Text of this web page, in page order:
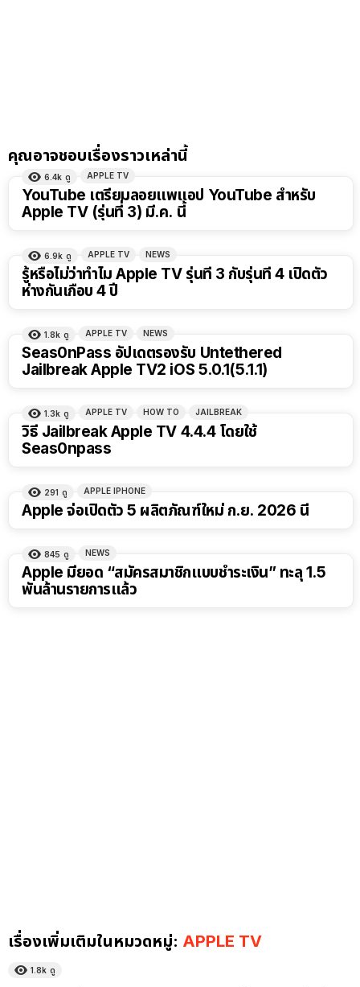
คุณอาจชอบเรื่องราวเหล่านี้
6.4k ดู APPLE TV
YouTube เตรียมลอยแพแอป YouTube สำหรับ
Apple TV (รุ่นที่ 3) มี.ค. นี้
6.9k ดู APPLE TV NEWS
รู้หรือไม่ว่าทำไม Apple TV รุ่นที่ 3 กับรุ่นที่ 4 เปิดตัว
ห่างกันเกือบ 4 ปี
1.8k ดู APPLE TV NEWS
Seas0nPass อัปเดตรองรับ Untethered
Jailbreak Apple TV2 iOS 5.0.1(5.1.1)
1.3k ดู APPLE TV HOW TO JAILBREAK
วิธี Jailbreak Apple TV 4.4.4 โดยใช้
Seas0npass
291 ดู APPLE IPHONE
Apple จ่อเปิดตัว 5 ผลิตภัณฑ์ใหม่ ก.ย. 2026 นี้
845 ดู NEWS
Apple มียอด “สมัครสมาชิกแบบชำระเงิน” ทะลุ 1.5
พันล้านรายการแล้ว
เรื่องเพิ่มเติมในหมวดหมู่: APPLE TV
1.8k ดู